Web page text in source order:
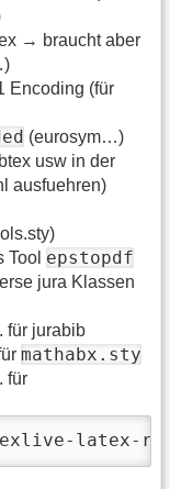
→ braucht aber
Encoding (für
(eurosym…)
usw in der
ausfuehren)
Tool epstopdf
jura Klassen
für jurabib
mathabx.sty
für
latex-